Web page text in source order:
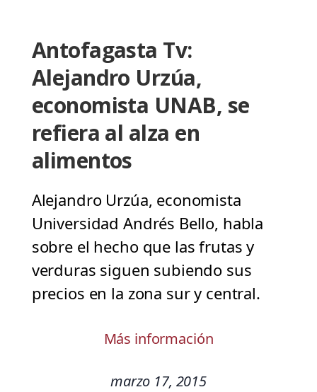
Antofagasta Tv:
Alejandro Urzúa,
economista UNAB, se
refiera al alza en
alimentos
Alejandro Urzúa, economista
Universidad Andrés Bello, habla
sobre el hecho que las frutas y
verduras siguen subiendo sus
precios en la zona sur y central.
Más información
marzo 17, 2015